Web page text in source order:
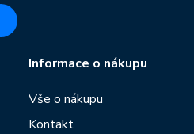
Informace o nákupu
Vše o nákupu
Kontakt